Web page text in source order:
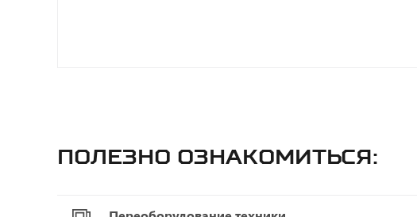
Полезно ознакомиться: